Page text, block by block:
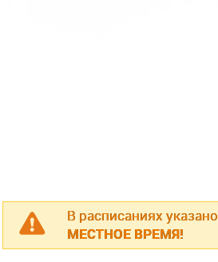
В расписаниях указано
МЕСТНОЕ ВРЕМЯ!